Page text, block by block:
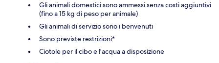
Gli animali domestici sono ammessi senza costi aggiuntivi
(fino a 15 kg di peso per animale)
Gli animali di servizio sono i benvenuti
Sono previste restrizioni*
Ciotole per il cibo e l'acqua a disposizione